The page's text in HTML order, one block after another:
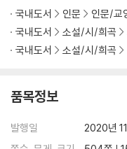
27. 과거공부와 독서의 경중
28. 난세에 벼슬하는 자가 지
29. 선학禪學에 물든 이정二
30. 말년에 출사하여 흠을
32. 선학禪學보다 해가 심
34. 소인은 악취 나는 풀
35. 부자를 멀리한 포증包拯
국내도서 인문 인문/교
국내도서
소설/시/희곡
국내도서
소설/시/희곡
품목정보
발행일
2020년